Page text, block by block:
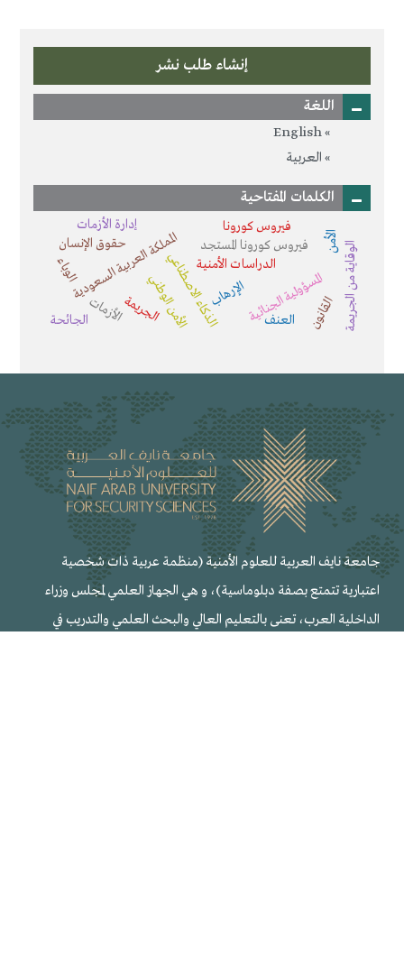
إنشاء طلب نشر
اللغة
English
الكلمات المفتاحية
الدراسات الأمنيةالذكاء الاصطناعيالمملكة العربية السعودية
الجريمة
حقوق الإنسان
المسؤولية الجنائية الأمن الوطني
فيروس كورونا المستجد
فيروس كورونا
الإرهاب
إدارة الأزمات
القانون الأزمات
الأمن
العنف الوقاية من الجريمة الوباء
الجائحة
جامعة نايف العربية للعلوم الأمنية (منظمة عربية ذات شخصية
اعتبارية تتمتع بصفة دبلوماسية)، و هي الجهاز العلمي لمجلس وزراء
الداخلية العرب، تعنى بالتعليم العالي والبحث العلمي والتدريب في